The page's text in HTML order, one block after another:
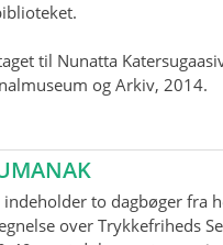
til Nunatta
og Arkiv, 2014.
to dagbøger fra
over Trykkefriheds